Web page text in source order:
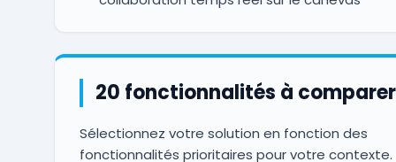
20 fonctionnalités à comparer
Sélectionnez votre solution en fonction des
fonctionnalités prioritaires pour votre contexte.